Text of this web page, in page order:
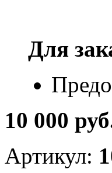
Для
10 000
Артикул: